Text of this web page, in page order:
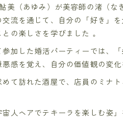
美（あゆみ）が美容師の渚（な
交流を通じて、自分の「好き」
の楽しさを学びました 。
参加した婚活パーティーでは、
感を覚え、自分の価値観の変化
て訪れた酒屋で、店員のミナ
宙人ヘアでテキーラを楽しむ姿